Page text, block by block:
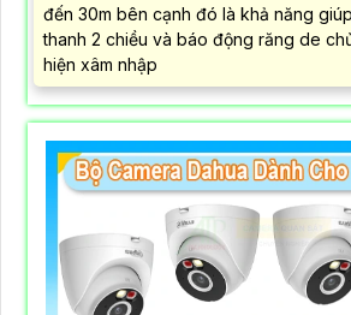
đến 30m bên cạnh đó là khả năng
thanh 2 chiều và báo động răng de
hiện xâm nhập